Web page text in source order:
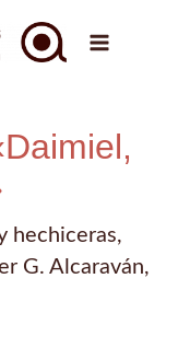
Menu
hechiceras,
G. Alcaraván,